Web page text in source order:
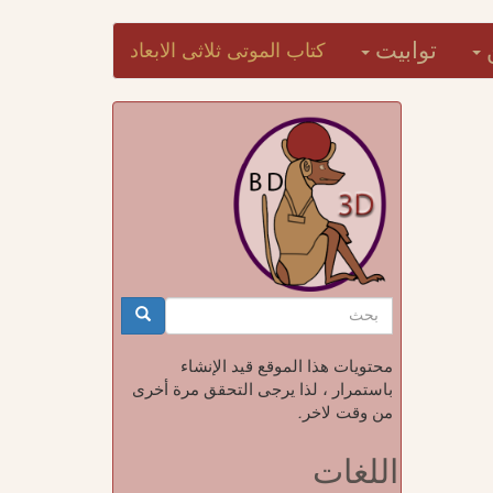
كتاب الموتى ثلاثى الابعاد توابيت
استمارة
البحث
محتويات هذا الموقع قيد الإنشاء
باستمرار ، لذا يرجى التحقق مرة أخرى
من وقت لاخر.
اللغات